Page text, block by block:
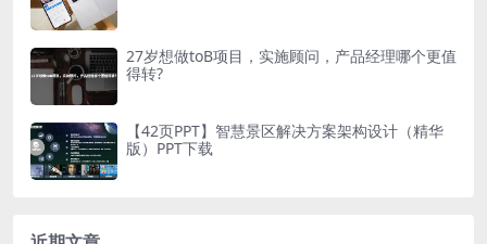
27岁想做toB项目，实施顾问，产品经理哪个更值
得转?
【42页PPT】智慧景区解决方案架构设计（精华
版）PPT下载